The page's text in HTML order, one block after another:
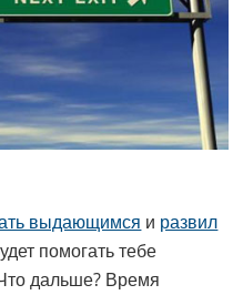
выдающимся и развил
помогать тебе
дальше? Время